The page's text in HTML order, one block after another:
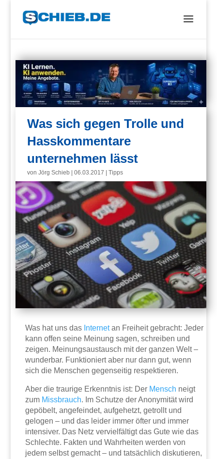
Was sich gegen Trolle und
Hasskommentare
unternehmen lässt
vonJörg Schieb |06.03.2017 |Tipps
Was hat uns das Internetan Freiheit gebracht: Jeder
kann offen seine Meinung sagen, schreiben und
zeigen. Meinungsaustausch mit der ganzen Welt –
wunderbar. Funktioniert aber nur dann gut, wenn
sich die Menschen gegenseitig respektieren.
Aber die traurige Erkenntnis ist: Der Mensch neigt
zum Missbrauch. Im Schutze der Anonymität wird
gepöbelt, angefeindet, aufgehetzt, getrollt und
gelogen – und das leider immer öfter und immer
intensiver. Das Netz vervielfältigt das Gute wie das
Schlechte. Fakten und Wahrheiten werden von
jedem selbst gemacht – und tatsächlich diskutieren,